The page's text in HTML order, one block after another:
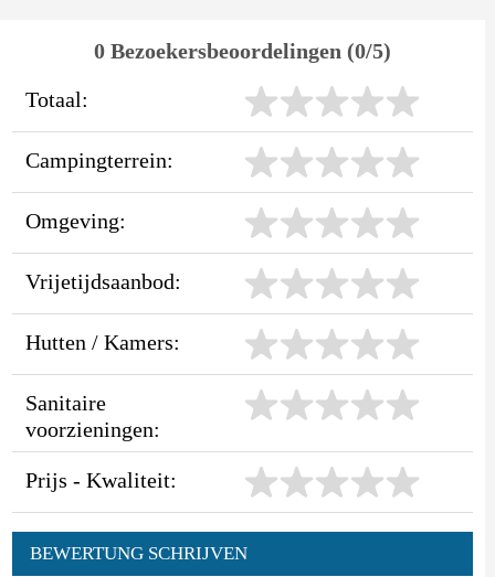
0 Bezoekersbeoordelingen (0/5)
Totaal:
Campingterrein:
Omgeving:
Vrijetijdsaanbod:
Hutten / Kamers:
Sanitaire
voorzieningen:
Prijs - Kwaliteit:
BEWERTUNG SCHRIJVEN